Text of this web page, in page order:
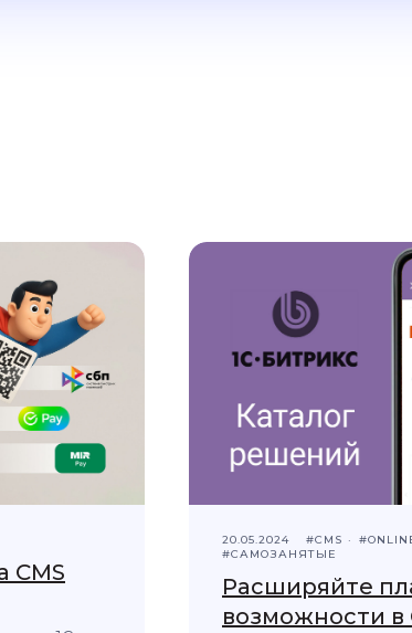
CMS
20.05.2024 #CMS
#САМОЗАНЯТЫЕ
Расширяйте
возможности в